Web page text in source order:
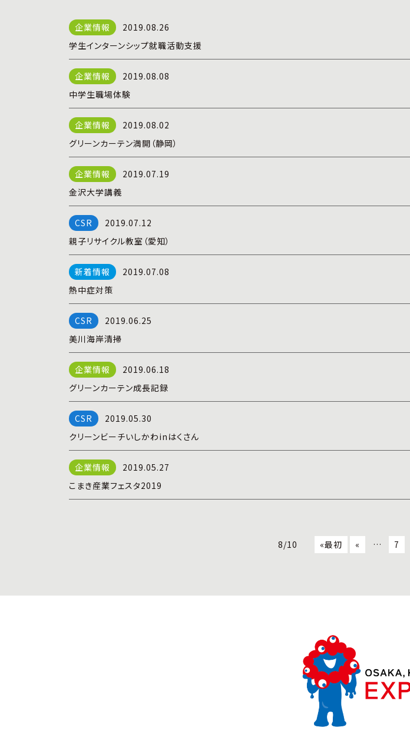
2019.08.26
学生インターンシップ就職活動支援
2019.08.08
中学生職場体験
2019.08.02
グリーンカーテン満開（静岡）
2019.07.19
金沢大学講義
2019.07.12
親子リサイクル教室（愛知）
2019.07.08
熱中症対策
2019.06.25
美川海岸清掃
2019.06.18
グリーンカーテン成長記録
2019.05.30
クリーンビーチいしかわinはくさん
2019.05.27
こまき産業フェスタ2019
8/10 «最初 « … 7